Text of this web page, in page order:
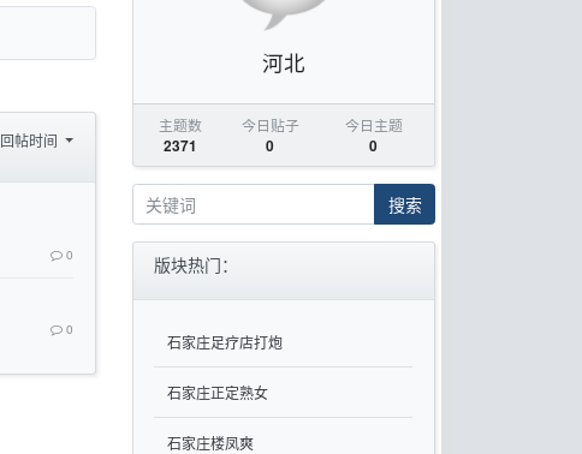
回帖时间
0
0
河北
主题数
2371
今日贴子
0
今日主题
0
搜索
版块热门：
石家庄足疗店打炮
石家庄正定熟女
石家庄楼凤爽